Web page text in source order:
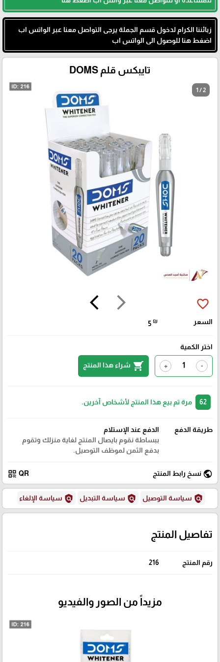
زبائننا الكرام لدخول قسم الجملة يرجى التواصل معنا عبر الواتس اب
اضغط هنا للوصول الى الواتس اب
تايبكس قلم DOMS
1 / 2
arrow_forward_ios
arrow_back_ios favorite_border
السعر 5 ₪
اختر الكمية
-
+
shopping_cart شراء هذا المنتج
مرة تم بيع هذا المنتج لأشخاص آخرين.
طريقة الدفع
الدفع عند الإستلام
ببساطة نقوم بايصال المنتج لغاية منزلك وتقوم
بدفع الثمن لموظف التوصيل.
public نسخ رابط المنتج QR
qr_code
policy سياسة التوصيل policy سياسة التبديل policy سياسة الإلغاء
تفاصيل المنتج
رقم المنتج 216
مزيداً من الصور والفيديو